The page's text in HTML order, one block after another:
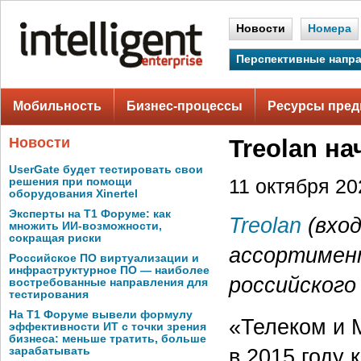
Новости Номера
Перспективные
Мобильность Бизнес-процессы Ресурсы
Новости
UserGate будет тестировать свои
решения при помощи
оборудования Xinertel
Эксперты на Т1 Форуме: как
множить ИИ-возможности,
сокращая риски
Российское ПО виртуализации и
инфраструктурное ПО — наиболее
востребованные направления для
тестирования
На Т1 Форуме вывели формулу
эффективности ИТ с точки зрения
бизнеса: меньше тратить, больше
зарабатывать
Treolan
11 октября
Treolan
«Телеком и